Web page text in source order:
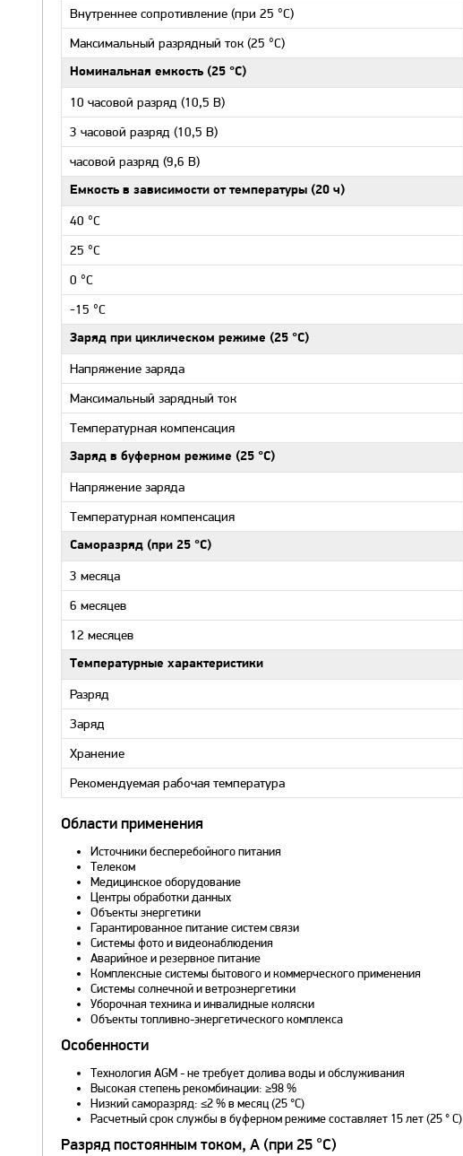
Внутреннее сопротивление (при 25 °С)
Максимальный разрядный ток (25 °С)
Номинальная емкость (25 °С)
10 часовой разряд (10,5 В)
3 часовой разряд (10,5 В)
часовой разряд (9,6 В)
Емкость в зависимости от температуры (20 ч)
40 °С
25 °С
0 °С
-15 °С
Заряд при циклическом режиме (25 °С)
Напряжение заряда
Максимальный зарядный ток
Температурная компенсация
Заряд в буферном режиме (25 °С)
Напряжение заряда
Температурная компенсация
Саморазряд (при 25 °С)
3 месяца
6 месяцев
12 месяцев
Температурные характеристики
Разряд
Заряд
Хранение
Рекомендуемая рабочая температура
Области применения
Источники бесперебойного питания
Телеком
Медицинское оборудование
Центры обработки данных
Объекты энергетики
Гарантированное питание систем связи
Системы фото и видеонаблюдения
Аварийное и резервное питание
Комплексные системы бытового и коммерческого применения
Системы солнечной и ветроэнергетики
Уборочная техника и инвалидные коляски
Объекты топливно-энергетического комплекса
Особенности
Технология AGM - не требует долива воды и обслуживания
Высокая степень рекомбинации: ≥98 %
Низкий саморазряд: ≤2 % в месяц (25 °C)
Расчетный срок службы в буферном режиме составляет 15 лет (25 ° C)
Разряд постоянным током, А (при 25 °С)